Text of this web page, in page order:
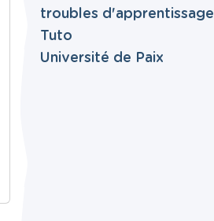
troubles d'apprentissage
Tuto
Université de Paix